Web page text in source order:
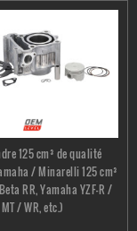
125 cm³ de qualité
/ Minarelli 125 cm³
RR, Yamaha YZF-R /
MT / WR, etc.)